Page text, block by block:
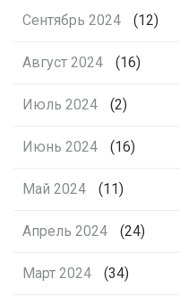
Сентябрь 2024 (12)
Август 2024 (16)
Июль 2024 (2)
Июнь 2024 (16)
Май 2024 (11)
Апрель 2024 (24)
Март 2024 (34)